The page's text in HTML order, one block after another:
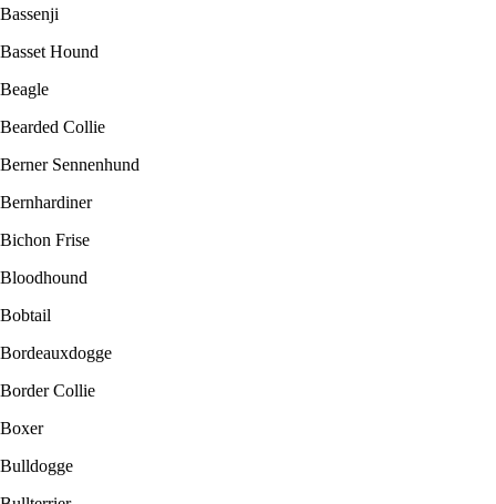
Bassenji
Basset Hound
Beagle
Bearded Collie
Berner Sennenhund
Bernhardiner
Bichon Frise
Bloodhound
Bobtail
Bordeauxdogge
Border Collie
Boxer
Bulldogge